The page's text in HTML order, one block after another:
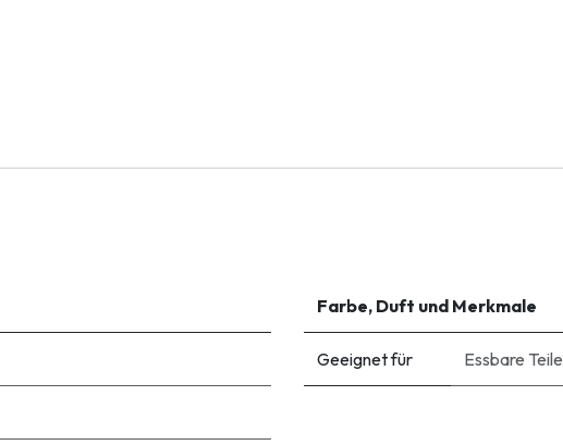
Farbe, Duft und Merkmale
Geeignet für Essbare Teile